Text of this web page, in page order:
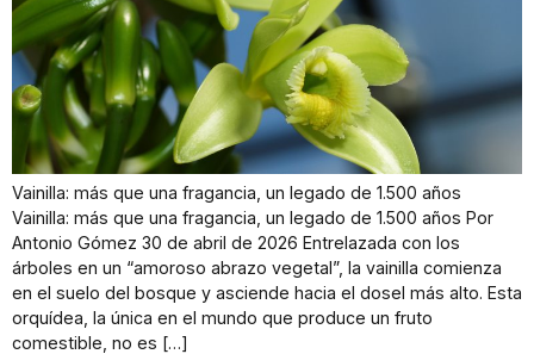
Vainilla: más que una fragancia, un legado de 1.500 años
Vainilla: más que una fragancia, un legado de 1.500 años Por
Antonio Gómez 30 de abril de 2026 Entrelazada con los
árboles en un “amoroso abrazo vegetal”, la vainilla comienza
en el suelo del bosque y asciende hacia el dosel más alto. Esta
orquídea, la única en el mundo que produce un fruto
comestible, no es […]